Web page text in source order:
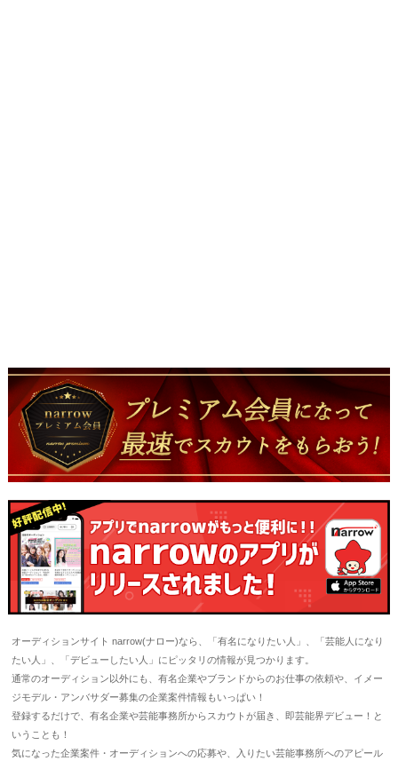
オーディションサイト narrow(ナロー)なら、「有名になりたい人」、「芸能人になり
たい人」、「デビューしたい人」にピッタリの情報が見つかります。
通常のオーディション以外にも、有名企業やブランドからのお仕事の依頼や、イメー
ジモデル・アンバサダー募集の企業案件情報もいっぱい！
登録するだけで、有名企業や芸能事務所からスカウトが届き、即芸能界デビュー！と
いうことも！
気になった企業案件・オーディションへの応募や、入りたい芸能事務所へのアピール